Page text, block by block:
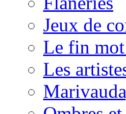
Jeux de
Le fin
Les